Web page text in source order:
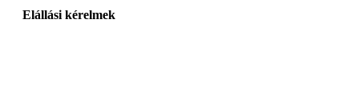
Elállási kérelmek